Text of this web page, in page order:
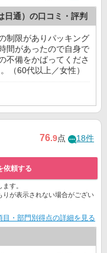
日通）の口コミ・評判
制限がありパッキング
間があったので自身で
不備をかばってくださ
（60代以上／女性）
76.9点 18件
依頼する
す。
が表示されない場合がござい
目・部門別得点の詳細を見る